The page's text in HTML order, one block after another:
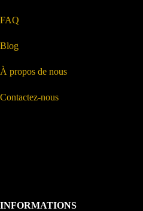
FAQ
Blog
À propos de nous
Contactez-nous
INFORMATIONS